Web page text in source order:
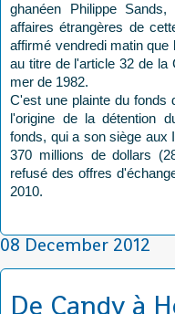
ghanéen Philippe
affaires étrangères de
affirmé vendredi matin que
au titre de l'article 32 de la
mer de 1982.
C'est une plainte du fonds
l'origine de la détention
fonds, qui a son siège aux
370 millions de dollars
refusé des offres
2010.
08 December 2012
De Candy à